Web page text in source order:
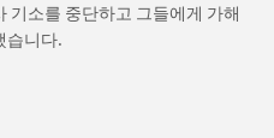
기소를 중단하고 그들에게 가해
습니다.